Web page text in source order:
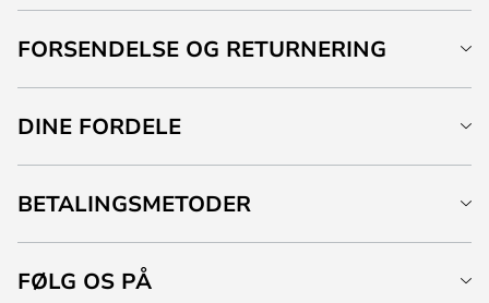
FORSENDELSE OG RETURNERING
DINE FORDELE
BETALINGSMETODER
FØLG OS PÅ